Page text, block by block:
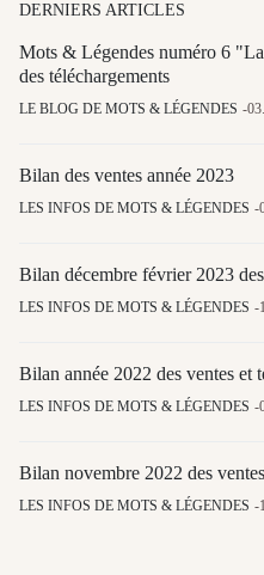
DERNIERS ARTICLES
Mots & Légendes numéro 6
des téléchargements
LE BLOG DE MOTS & LÉGENDES
Bilan des ventes année 2023
LES INFOS DE MOTS & LÉGENDES
Bilan décembre février 2023
LES INFOS DE MOTS & LÉGENDES
Bilan année 2022 des ventes et
LES INFOS DE MOTS & LÉGENDES
Bilan novembre 2022 des
LES INFOS DE MOTS & LÉGENDES